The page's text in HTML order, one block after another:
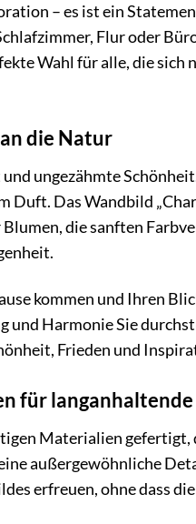
– es ist ein
Flur oder
Wahl für alle, die
die Natur
ungezähmte
Das Wandbild
die sanften
kommen und Ihren
und Harmonie Sie
Frieden und
für langanhaltende
Materialien
außergewöhnliche
erfreuen, ohne dass